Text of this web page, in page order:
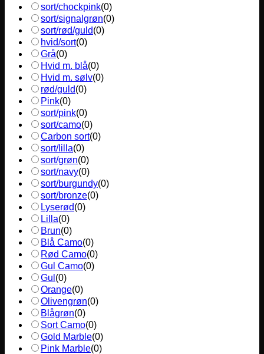
sort/chockpink(0)
sort/signalgrøn(0)
sort/rød/guld(0)
hvid/sort(0)
Grå(0)
Hvid m. blå(0)
Hvid m. sølv(0)
rød/guld(0)
Pink(0)
sort/pink(0)
sort/camo(0)
Carbon sort(0)
sort/lilla(0)
sort/grøn(0)
sort/navy(0)
sort/burgundy(0)
sort/bronze(0)
Lyserød(0)
Lilla(0)
Brun(0)
Blå Camo(0)
Rød Camo(0)
Gul Camo(0)
Gul (0)
Orange(0)
Olivengrøn(0)
Blågrøn(0)
Sort Camo(0)
Gold Marble(0)
Pink Marble(0)